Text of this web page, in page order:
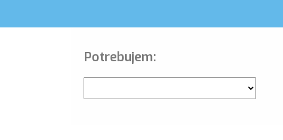
Potrebujem: